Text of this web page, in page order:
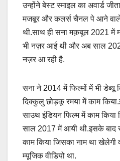
उन्होंने बेस्ट स्माइल का अवार्ड
मजबूर और कलर्स चैनल पे आने वाले
थी.साथ ही सना मक़बूल 2021 में
भी नज़र आई थी और अब साल
नज़र आ रही है.
सना ने 2014 में फिल्मों में भी डेब्यू
दिक्कुलु छोड़कू रमया में काम
साउथ इंडियन फिल्म में काम
साल 2017 में आयी थी.इसके बाद
काम किया जिसका नाम था खेलेगी
म्यूजिक वीडियो था.